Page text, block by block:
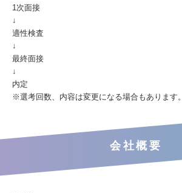
1次面接
↓
適性検査
↓
最終面接
↓
内定
※選考回数、内容は変更になる場合もあります。
会社概要